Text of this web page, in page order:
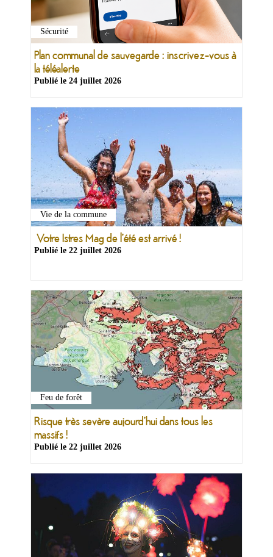
Sécurité
Plan communal de sauvegarde : inscrivez-vous à
la téléalerte
Publié le 24 juillet 2026
Vie de la commune
Votre Istres Mag de l'été est arrivé !
Publié le 22 juillet 2026
Feu de forêt
Risque très sevère aujourd'hui dans tous les
massifs !
Publié le 22 juillet 2026